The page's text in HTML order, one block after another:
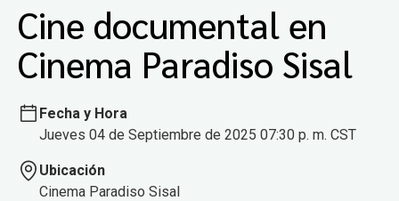
Cine documental en
Cinema Paradiso Sisal
Fecha y Hora
Jueves 04 de Septiembre de 2025 07:30 p. m. CST
Ubicación
Cinema Paradiso Sisal